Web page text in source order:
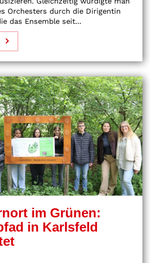
Orchesters durch die Dirigentin
das Ensemble seit...
im Grünen:
in Karlsfeld